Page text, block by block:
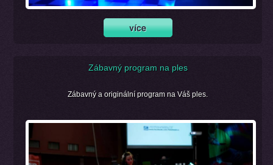
Zábavný program na ples
Zábavný a originální program na Váš ples.